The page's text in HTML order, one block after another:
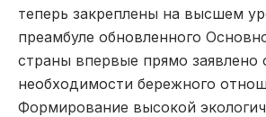
теперь закреплены на высшем
преамбуле обновленного
страны впервые прямо заявлено
необходимости бережного
Формирование высокой